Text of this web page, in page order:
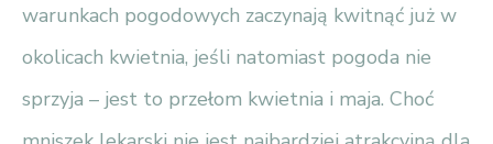
warunkach pogodowych zaczynają kwitnąć już w
okolicach kwietnia, jeśli natomiast pogoda nie
sprzyja – jest to przełom kwietnia i maja. Choć